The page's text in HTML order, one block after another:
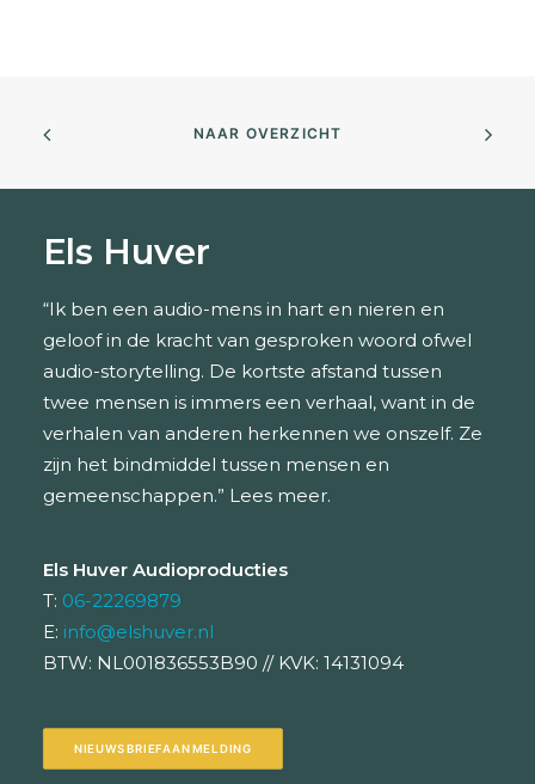
NAAR OVERZICHT
Els Huver
“Ik ben een audio-mens in hart en nieren en
geloof in de kracht van gesproken woord ofwel
audio-storytelling. De kortste afstand tussen
twee mensen is immers een verhaal, want in de
verhalen van anderen herkennen we onszelf. Ze
zijn het bindmiddel tussen mensen en
gemeenschappen.” Lees meer.
Els Huver Audioproducties
T: 06-22269879
E: info@elshuver.nl
BTW: NL001836553B90 // KVK: 14131094
NIEUWSBRIEFAANMELDING